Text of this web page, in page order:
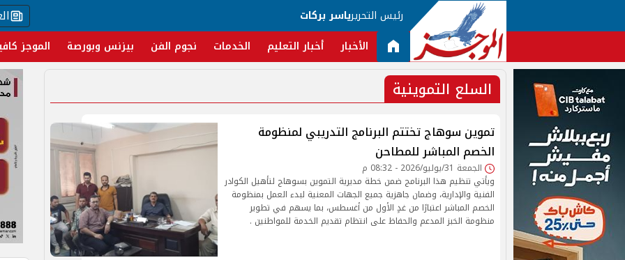
رئيس التحريرياسر بركات
الأخبار أخبار التعليم الخدمات نجوم الفن بيزنس وبورصة الموجز
السلع التموينية
تموين سوهاج تختتم البرنامج التدريبي لمنظومة
الخصم المباشر للمطاحن
الجمعة 31/يوليو/2026 - 08:32 م
ويأتي تنظيم هذا البرنامج ضمن خطة مديرية التموين بسوهاج لتأهيل الكوادر
الفنية والإدارية، وضمان جاهزية جميع الجهات المعنية لبدء العمل بمنظومة
الخصم المباشر اعتبارًا من غدٍ الأول من أغسطس، بما يسهم في تطوير
منظومة الخبز المدعم والحفاظ على انتظام تقديم الخدمة للمواطنين .